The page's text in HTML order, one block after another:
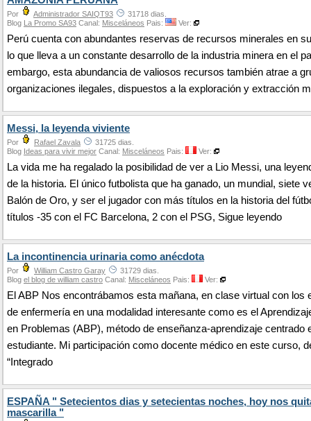
Por Administrador SAIQT93
31718 dias.
Blog La Promo SA93 Canal: Misceláneos Pais: Ver:
Perú cuenta con abundantes reservas de recursos minerales en
lo que lleva a un constante desarrollo de la industria minera en el
embargo, esta abundancia de valiosos recursos también atrae a
organizaciones ilegales, dispuestos a la exploración y extracción
Messi, la leyenda viviente
Por Rafael Zavala
31725 dias.
Blog Ideas para vivir mejor Canal: Misceláneos Pais: Ver:
La vida me ha regalado la posibilidad de ver a Lio Messi, una
de la historia. El único futbolista que ha ganado, un mundial, siete
Balón de Oro, y ser el jugador con más títulos en la historia del
títulos -35 con el FC Barcelona, 2 con el PSG, Sigue leyendo
La incontinencia urinaria como anécdota
Por William Castro Garay
31729 dias.
Blog el blog de william castro Canal: Misceláneos Pais: Ver:
El ABP Nos encontrábamos esta mañana, en clase virtual con los
de enfermería en una modalidad interesante como es el
en Problemas (ABP), método de enseñanza-aprendizaje centrado
estudiante. Mi participación como docente médico en este curso,
“Integrado
ESPAÑA " Setecientos dias y setecientas noches, hoy nos
mascarilla "